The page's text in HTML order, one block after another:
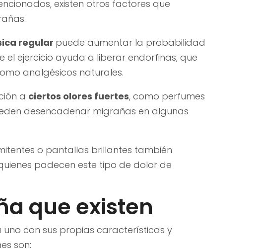
existen otros factores que
regular puede aumentar la probabilidad
el ejercicio ayuda a liberar endorfinas, que
analgésicos naturales.
a ciertos olores fuertes, como perfumes
desencadenar migrañas en algunas
o pantallas brillantes también
padecen este tipo de dolor de
que existen
uno con sus propias características y
son: